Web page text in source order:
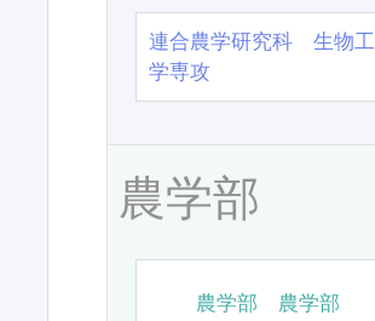
連合農学研究科 生物工
学専攻
農学部
農学部 農学部